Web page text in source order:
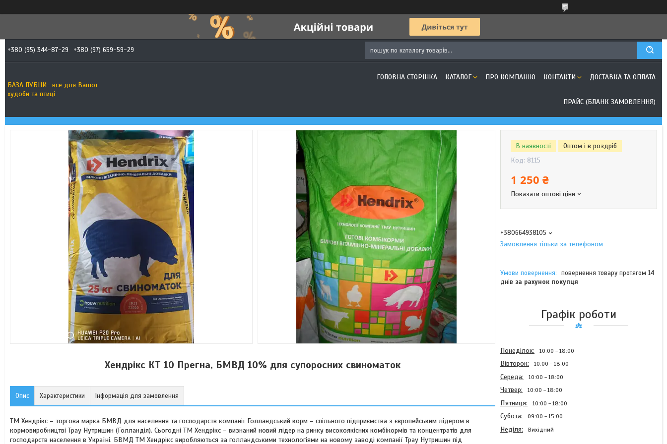
+380 (95) 344-87-29 +380 (97) 659-59-29
БАЗА ЛУБНИ- все для Вашої
худоби та птиці
ГОЛОВНА СТОРІНКА КАТАЛОГ ПРО КОМПАНІЮ КОНТАКТИ ДОСТАВКА ТА ОПЛАТА
ПРАЙС (БЛАНК ЗАМОВЛЕННЯ)
Хендрікс КТ 10 Прегна, БМВД 10% для супоросних свиноматок
Опис Характеристики Інформація для замовлення
ТМ Хендрікс – торгова марка БМВД для населення та господарств компанії Голландський корм – спільного підприємства з європейським лідером в
кормовиробництві Трау Нутришин (Голландія). Сьогодні ТМ Хендрікс – визнаний новий лідер на ринку високоякісних комбікормів та концентратів для
господарств населення в Україні. БВМД ТМ Хендрікс виробляються за голландськими технологіями на новому заводі компанії Трау Нутришин під
В наявності
Оптом і в роздріб
Код: 8115
1 250 ₴
Показати оптові ціни
+380664938105
Замовлення тільки за телефоном
повернення товару протягом 14
днів за рахунок покупця
Графік роботи
Понеділок 10:00 18:00
Вівторок 10:00 18:00
Середа 10:00 18:00
Четвер 10:00 18:00
Пʼятниця 10:00 18:00
Субота 09:00 15:00
Неділя Вихідний